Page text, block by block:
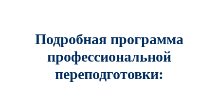
Подробная программа
профессиональной
переподготовки: